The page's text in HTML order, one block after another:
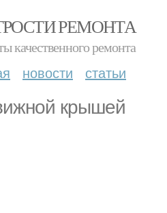
РЕМОНТА
качественного ремонта
новости статьи
крышей